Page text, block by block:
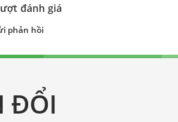
đánh giá
phản hồi
ĐỔI